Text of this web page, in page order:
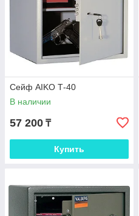
Сейф AIKO Т-40
В наличии
57 200 ₸
Купить